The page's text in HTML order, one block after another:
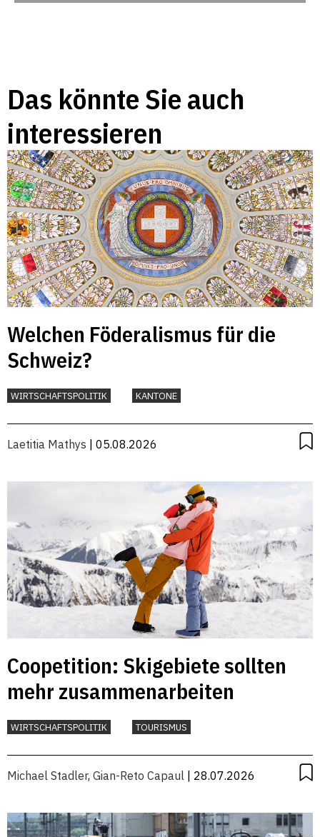
Das könnte Sie auch
interessieren
Welchen Föderalismus für die
Schweiz?
WIRTSCHAFTSPOLITIK KANTONE
Laetitia Mathys | 05.08.2026
Coopetition: Skigebiete sollten
mehr zusammenarbeiten
WIRTSCHAFTSPOLITIK TOURISMUS
Michael Stadler, Gian-Reto Capaul | 28.07.2026